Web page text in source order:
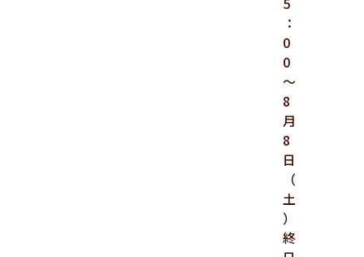
：
0
0
～
8
月
8
日
（
土
）
終